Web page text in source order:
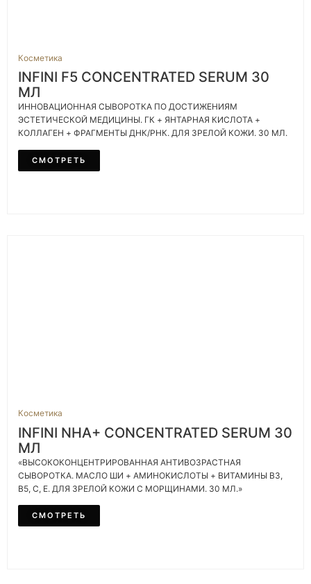
Косметика
INFINI F5 CONCENTRATED SERUM 30
МЛ
ИННОВАЦИОННАЯ СЫВОРОТКА ПО ДОСТИЖЕНИЯМ
ЭСТЕТИЧЕСКОЙ МЕДИЦИНЫ. ГК + ЯНТАРНАЯ КИСЛОТА +
КОЛЛАГЕН + ФРАГМЕНТЫ ДНК/РНК. ДЛЯ ЗРЕЛОЙ КОЖИ. 30 МЛ.
СМОТРЕТЬ
Косметика
INFINI NHA+ CONCENTRATED SERUM 30
МЛ
«ВЫСОКОКОНЦЕНТРИРОВАННАЯ АНТИВОЗРАСТНАЯ
СЫВОРОТКА. МАСЛО ШИ + АМИНОКИСЛОТЫ + ВИТАМИНЫ B3,
B5, C, E. ДЛЯ ЗРЕЛОЙ КОЖИ С МОРЩИНАМИ. 30 МЛ.»
СМОТРЕТЬ